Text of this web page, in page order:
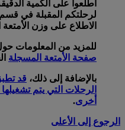
اطلعوا على الكمية
لرحلتكم المقبلة في قسم
الاطلاع على وزن
للمزيد من المعلومات
صفحة الأمتعة المسجلة
بالإضافة إلى ذلك، قد
الرحلات التي يتم
أخرى.
الرجوع إلى الأعلى